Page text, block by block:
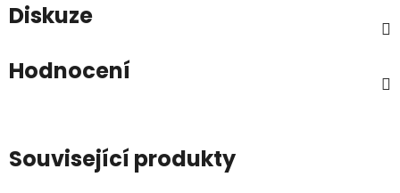
Diskuze
Hodnocení
Související produkty